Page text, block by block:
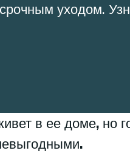
уходом.
в ее доме, но